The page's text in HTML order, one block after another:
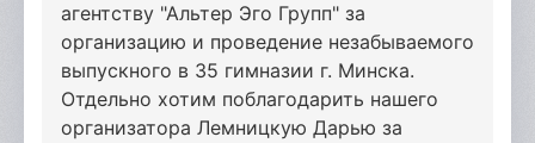
агентству "Альтер Эго Групп" за
организацию и проведение незабываемого
выпускного в 35 гимназии г. Минска.
Отдельно хотим поблагодарить нашего
организатора Лемницкую Дарью за